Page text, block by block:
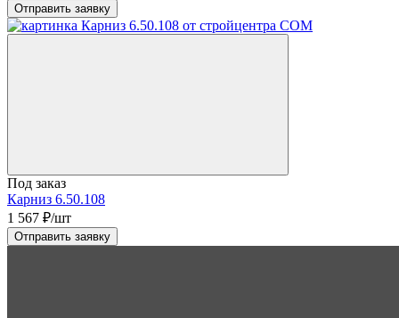
Отправить заявку
Под заказ
Карниз 6.50.108
1 567 ₽/шт
Отправить заявку